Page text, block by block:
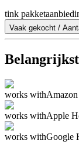
tink
Vaak gekocht /
works with
works withApple
works withGoogle